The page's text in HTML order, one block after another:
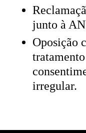
junto à
Oposição
irregular.